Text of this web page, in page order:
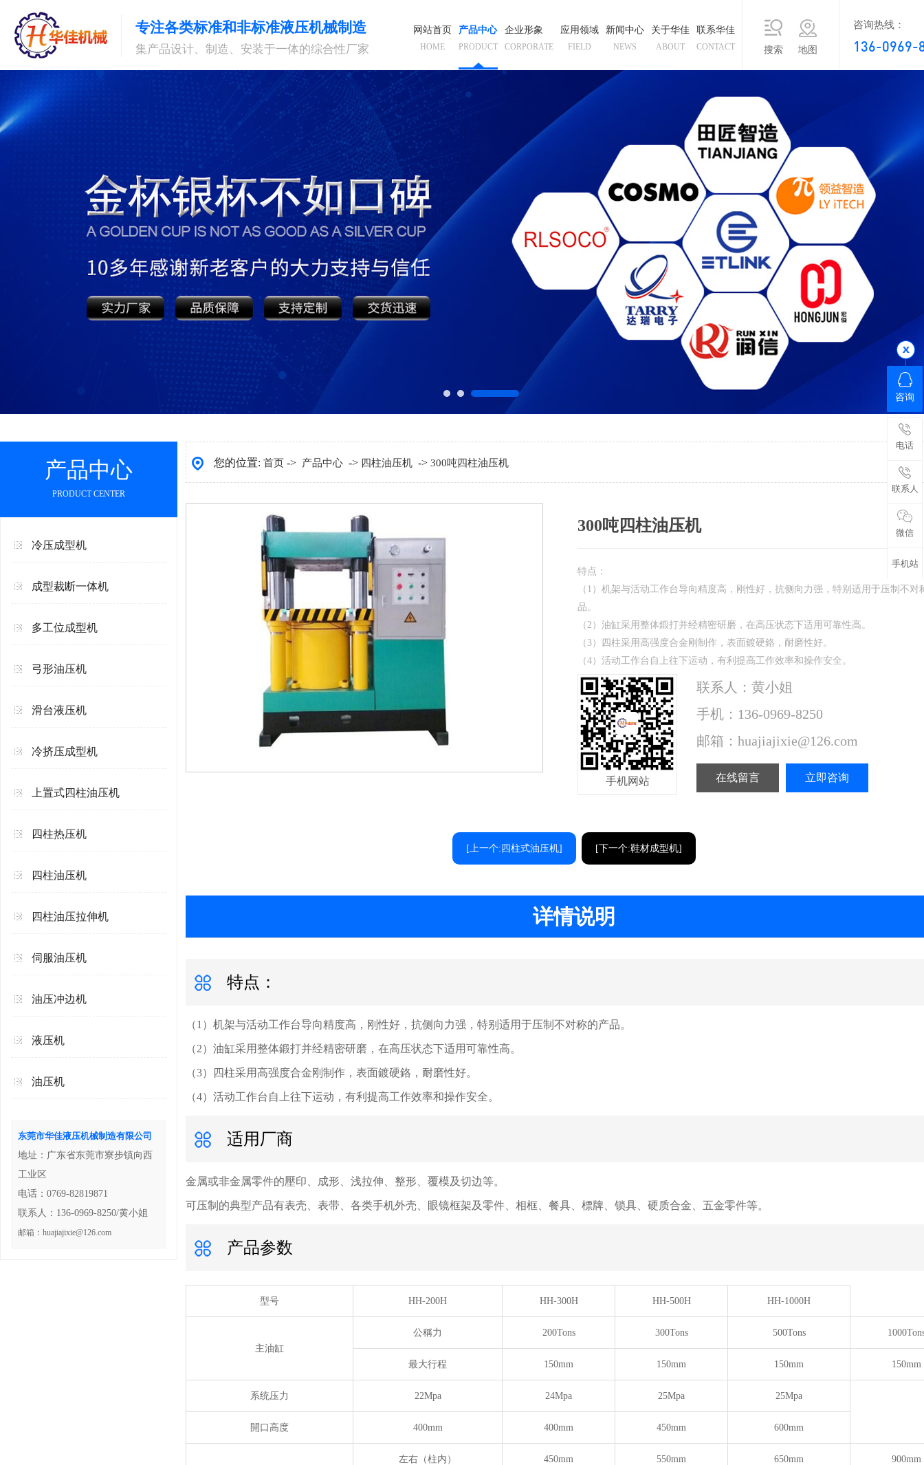
专注各类标准和非标准液压机械制造
集产品设计、制造、安装于一体的综合性厂家
网站首页
HOME
产品中心
PRODUCT
企业形象
CORPORATE
应用领域
FIELD
新闻中心
NEWS
关于华佳
ABOUT
联系华佳
CONTACT 搜索 地图
咨询热线：
136-0969-
产品中心
PRODUCT CENTER
冷压成型机
成型裁断一体机
多工位成型机
弓形油压机
滑台液压机
冷挤压成型机
上置式四柱油压机
四柱热压机
四柱油压机
四柱油压拉伸机
伺服油压机
油压冲边机
液压机
油压机
东莞市华佳液压机械制造有限公司
地址：广东省东莞市寮步镇向西
工业区
电话：0769-82819871
联系人：136-0969-8250/黄小姐
邮箱：huajiajixie@126.com
您的位置: 首页 -> 产品中心 -> 四柱油压机 -> 300吨四柱油压机
300吨四柱油压机
特点：
（1）机架与活动工作台导向精度高，刚性好，抗侧向力强，特别适用于压制不对
品。
（2）油缸采用整体鍛打并经精密研磨，在高压状态下适用可靠性高。
（3）四柱采用高强度合金刚制作，表面鍍硬鉻，耐磨性好。
（4）活动工作台自上往下运动，有利提高工作效率和操作安全。
手机网站
联系人：黄小姐
手机：136-0969-8250
邮箱：huajiajixie@126.com
在线留言 立即咨询
[上一个:四柱式油压机] [下一个:鞋材成型机]
详情说明
特点：
（1）机架与活动工作台导向精度高，刚性好，抗侧向力强，特别适用于压制不对称的产品。
（2）油缸采用整体鍛打并经精密研磨，在高压状态下适用可靠性高。
（3）四柱采用高强度合金刚制作，表面鍍硬鉻，耐磨性好。
（4）活动工作台自上往下运动，有利提高工作效率和操作安全。
适用厂商
金属或非金属零件的壓印、成形、浅拉伸、整形、覆模及切边等。
可压制的典型产品有表壳、表带、各类手机外壳、眼镜框架及零件、相框、餐具、標牌、锁具、硬质合金、五金零件等。
产品参数
型号 HH-200H HH-300H HH-500H HH-1000H
主油缸
公稱力 200Tons 300Tons 500Tons
最大行程 150mm 150mm 150mm 150mm
系统压力 22Mpa 24Mpa 25Mpa 25Mpa
開口高度 400mm 400mm 450mm 600mm
左右（柱内） 450mm 550mm 650mm 900mm
咨询
电话
联系人
微信
手机站